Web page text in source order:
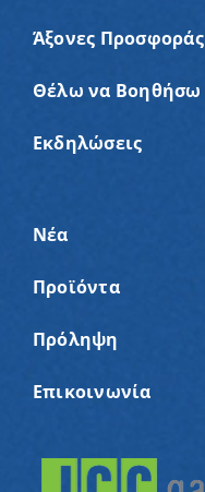
Άξονες Προσφοράς
Θέλω να Βοηθήσω
Εκδηλώσεις
Νέα
Προϊόντα
Πρόληψη
Επικοινωνία